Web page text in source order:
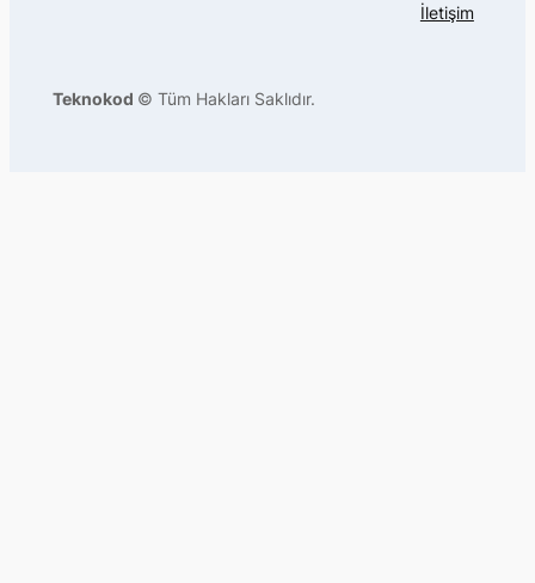
İletişim
Teknokod © Tüm Hakları Saklıdır.